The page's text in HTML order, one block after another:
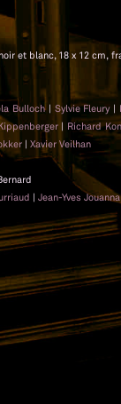
et blanc, 18 x 12 cm,
Bulloch| Sylvie Fleury|
| Richard
| Xavier Veilhan
| Jean-Yves